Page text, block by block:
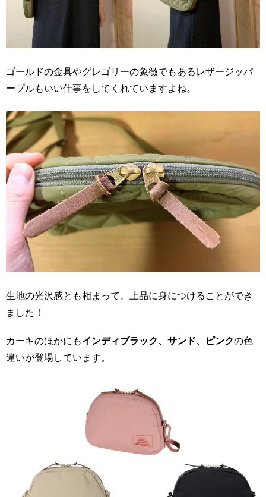
ゴールドの金具やグレゴリーの象徴でもあるレザージッパ
ープルもいい仕事をしてくれていますよね。
生地の光沢感とも相まって、上品に身につけることができ
ました！
カーキのほかにもインディブラック、サンド、ピンクの色
違いが登場しています。